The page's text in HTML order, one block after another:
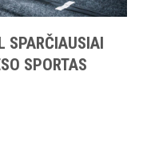
SPARČIAUSIAI
SPORTAS